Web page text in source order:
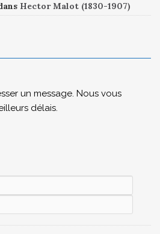
Hector Malot (1830-1907)
un message. Nous vous
délais.